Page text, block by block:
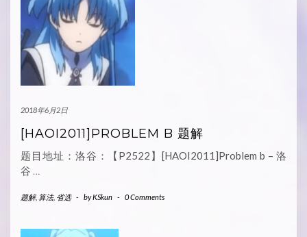
2018年6月2日
[HAOI2011]PROBLEM B 题解
题目地址：洛谷：【P2522】[HAOI2011]Problem b – 洛
谷 …
题解, 算法, 省选 - byKSkun - 0 Comments